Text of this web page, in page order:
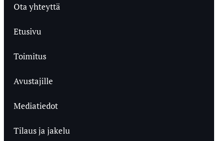
Ota yhteyttä
Etusivu
Toimitus
Avustajille
Mediatiedot
Tilaus ja jakelu